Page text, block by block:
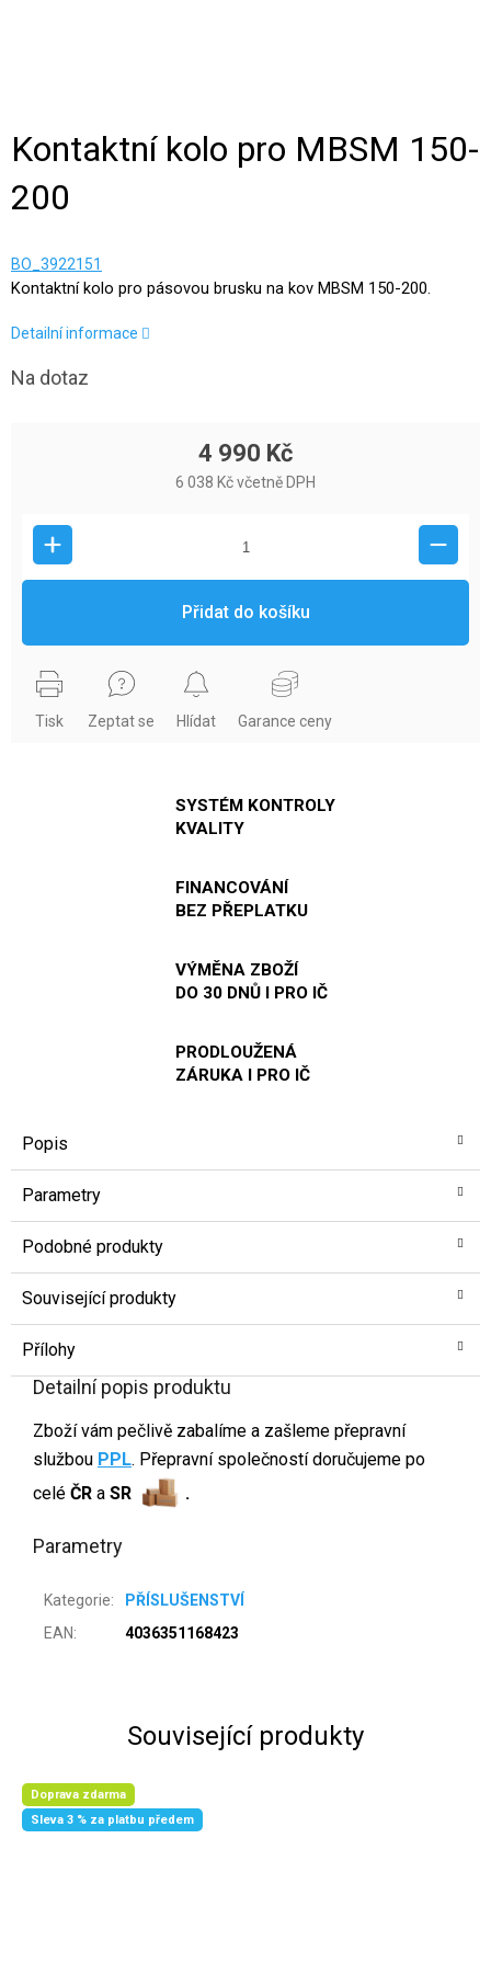
Kontaktní kolo pro MBSM 150-
200
BO_3922151
Kontaktní kolo pro pásovou brusku na kov MBSM 150-200.
Detailní informace
Na dotaz
4 990 Kč
6 038 Kč včetně DPH
Přidat do košíku
Tisk Zeptat se Hlídat Garance ceny
SYSTÉM KONTROLY
KVALITY
FINANCOVÁNÍ
BEZ PŘEPLATKU
VÝMĚNA ZBOŽÍ
DO 30 DNŮ I PRO IČ
PRODLOUŽENÁ
ZÁRUKA I PRO IČ
Popis
Parametry
Podobné produkty
Související produkty
Přílohy
Detailní popis produktu
Zboží vám pečlivě zabalíme a zašleme přepravní
službou PPL. Přepravní společností doručujeme po
celé ČR a SR .
Parametry
Kategorie:
PŘÍSLUŠENSTVÍ
EAN: 4036351168423
Související produkty
Doprava zdarma
Sleva 3 % za platbu předem